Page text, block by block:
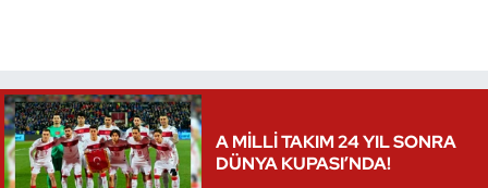
A MİLLİ TAKIM 24 YIL SONRA
DÜNYA KUPASI’NDA!